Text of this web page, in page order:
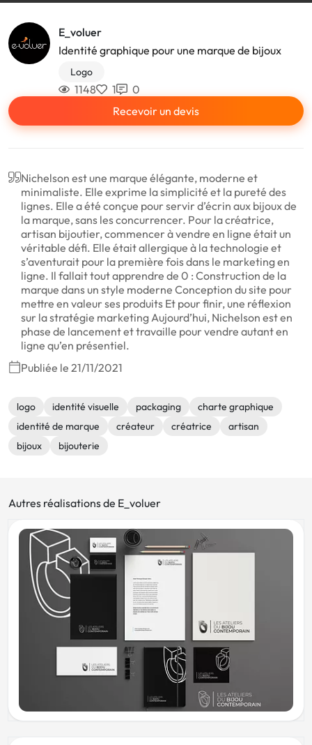
E_voluer
Identité graphique pour une marque de bijoux
Logo
1148 1
0
Recevoir un devis
Nichelson est une marque élégante, moderne et
minimaliste. Elle exprime la simplicité et la pureté des
lignes. Elle a été conçue pour servir d’écrin aux bijoux de
la marque, sans les concurrencer. Pour la créatrice,
artisan bijoutier, commencer à vendre en ligne était un
véritable défi. Elle était allergique à la technologie et
s’aventurait pour la première fois dans le marketing en
ligne. Il fallait tout apprendre de 0 : Construction de la
marque dans un style moderne Conception du site pour
mettre en valeur ses produits Et pour finir, une réflexion
sur la stratégie marketing Aujourd’hui, Nichelson est en
phase de lancement et travaille pour vendre autant en
ligne qu’en présentiel.
Publiée le 21/11/2021
logo identité visuelle packaging
charte graphique
identité de marque
créateur créatrice
artisan
bijoux
bijouterie
Autres réalisations de E_voluer